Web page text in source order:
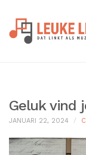
Geluk vind
JANUARI 22, 2024